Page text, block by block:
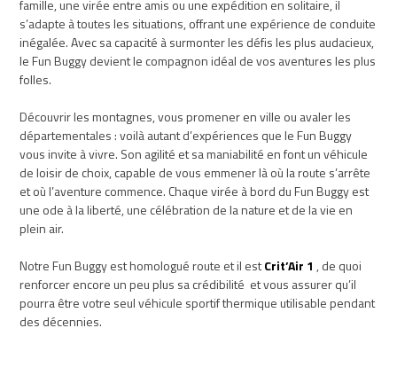
famille, une virée entre amis ou une expédition en solitaire, il
s’adapte à toutes les situations, offrant une expérience de conduite
inégalée. Avec sa capacité à surmonter les défis les plus audacieux,
le Fun Buggy devient le compagnon idéal de vos aventures les plus
folles.
Découvrir les montagnes, vous promener en ville ou avaler les
départementales : voilà autant d’expériences que le Fun Buggy
vous invite à vivre. Son agilité et sa maniabilité en font un véhicule
de loisir de choix, capable de vous emmener là où la route s’arrête
et où l’aventure commence. Chaque virée à bord du Fun Buggy est
une ode à la liberté, une célébration de la nature et de la vie en
plein air.
Notre Fun Buggy est homologué route et il estCrit’Air 1 , de quoi
renforcer encore un peu plus sa crédibilité et vous assurer qu’il
pourra être votre seul véhicule sportif thermique utilisable pendant
des décennies.